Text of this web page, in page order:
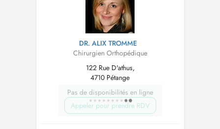
DR. ALIX TROMME
Chirurgien Orthopédique
122 Rue D'athus,
4710 Pétange
Pas de disponibilités en ligne
Appeler pour prendre RDV